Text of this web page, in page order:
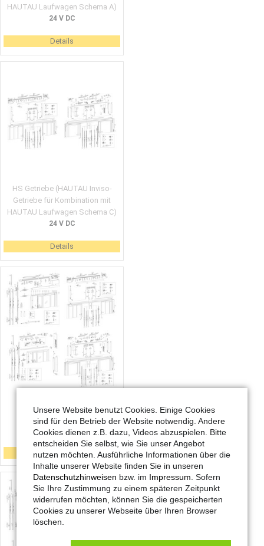
HAUTAU Laufwagen Schema A)
24 V DC
Details
HS Getriebe (HAUTAU Inviso-
Getriebe für Kombination mit
HAUTAU Laufwagen Schema C)
24 V DC
Details
HS Comfort Drive
(Notentriegelung)
24 V DC
Details
Unsere Website benutzt Cookies. Einige Cookies
sind für den Betrieb der Website notwendig. Andere
Cookies dienen z.B. dazu, Videos abzuspielen. Bitte
entscheiden Sie selbst, wie Sie unser Angebot
nutzen möchten. Ausführliche Informationen über die
Inhalte unserer Website finden Sie in unseren
Datenschutzhinweisen bzw. im Impressum . Sofern
Sie Ihre Zustimmung zu einem späteren Zeitpunkt
widerrufen möchten, können Sie die gespeicherten
Cookies zu unserer Webseite über Ihren Browser
löschen.